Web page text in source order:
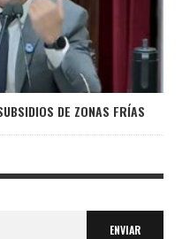
DE ZONAS FRÍAS